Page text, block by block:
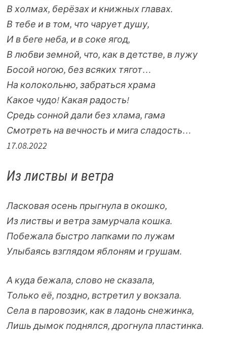
В холмах, берёзах и книжных главах.
В тебе и в том, что чарует душу,
И в беге неба, и в соке ягод,
В любви земной, что, как в детстве, в лужу
Босой ногою, без всяких тягот…
На колокольню, забраться храма
Какое чудо! Какая радость!
Средь сонной дали без хлама, гама
Смотреть на вечность и мига сладость…
17.08.2022
Из листвы и ветра
Ласковая осень прыгнула в окошко,
Из листвы и ветра замурчала кошка.
Побежала быстро лапками по лужам
Улыбаясь взглядом яблоням и грушам.
А куда бежала, слово не сказала,
Только её, поздно, встретил у вокзала.
Села в паровозик, как в ладонь снежинка,
Лишь дымок поднялся, дрогнула пластинка.